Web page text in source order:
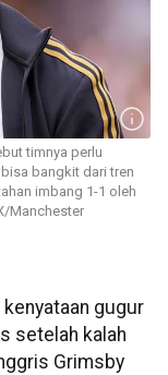
timnya perlu
bangkit dari tren
imbang 1-1 oleh
Manchester
gugur
setelah kalah
Grimsby